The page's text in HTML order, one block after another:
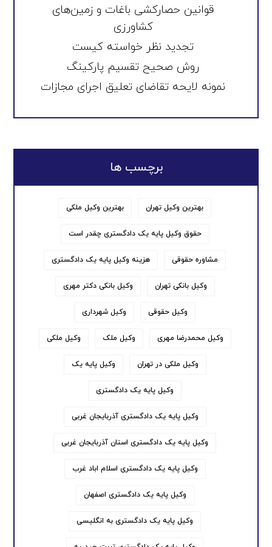
قوانین حصارکشی باغات و زمین‌های
کشاورزی
تجدید نظر خواسته کیست
روش صحیح تقسیم پارکینگ
نمونه لایحه تقاضای تعلیق اجرای مجازات
برچسب ها
بهترین وکیل تهران بهترین وکیل ملکی
حقوق وکیل پایه یک دادگستری چقدر است
مشاوره حقوقی هزینه وکیل پایه یک دادگستری
وکیل بانکی تهران وکیل بانکی دکتر مهری
وکیل حقوقی وکیل شهرداری
وکیل محمدرضا مهری وکیل ملک وکیل ملکی
وکیل ملکی در تهران وکیل پایه یک
وکیل پایه یک دادگستری
وکیل پایه یک دادگستری آذربایجان غربی
وکیل پایه یک دادگستری استان آذربایجان غربی
وکیل پایه یک دادگستری اسلام اباد غرب
وکیل پایه یک دادگستری اصفهان
وکیل پایه یک دادگستری به انگلیسی